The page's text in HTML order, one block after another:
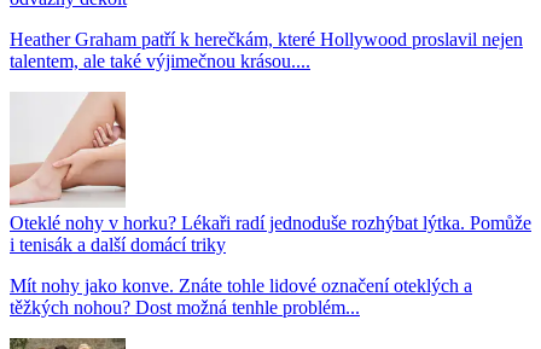
Heather Graham patří k herečkám, které Hollywood proslavil nejen
talentem, ale také výjimečnou krásou....
Oteklé nohy v horku? Lékaři radí jednoduše rozhýbat lýtka. Pomůže
i tenisák a další domácí triky
Mít nohy jako konve. Znáte tohle lidové označení oteklých a
těžkých nohou? Dost možná tenhle problém...